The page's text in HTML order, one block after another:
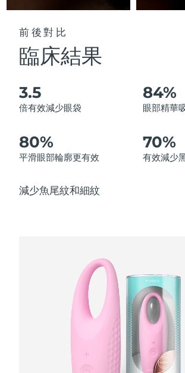
前後對比
臨床結果
3.5
倍有效減少眼袋
84%
眼部精華
80%
平滑眼部輪廓更有效
70%
有效減少
減少魚尾紋和細紋
拉脫維亞 預
黎巴嫩
立陶宛
盧森堡 預
馬來西亞 預
預
預